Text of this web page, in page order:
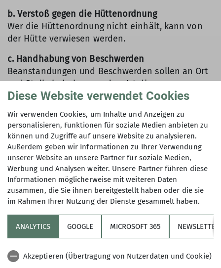
b. Verstoß gegen die Hüttenordnung
Wer die Hüttenordnung nicht einhält, kann von
der Hütte verwiesen werden.
c. Handhabung von Beschwerden
Beanstandungen und Beschwerden sollen an Ort
und Stelle behoben werden. Ist dies
nicht möglich, sind sie schriftlich an das
Hüttenteam zu richten.
AGB Bremer Hütte (304.35KB, pdf)
Verein
Kletterzentrum
Diese Website verwendet Cookies
Wir verwenden Cookies, um Inhalte und Anzeigen zu
personalisieren, Funktionen für soziale Medien anbieten zu
können und Zugriffe auf unsere Website zu analysieren.
Außerdem geben wir Informationen zu Ihrer Verwendung
unserer Website an unsere Partner für soziale Medien,
Werbung und Analysen weiter. Unsere Partner führen diese
Informationen möglicherweise mit weiteren Daten
zusammen, die Sie ihnen bereitgestellt haben oder die sie
im Rahmen Ihrer Nutzung der Dienste gesammelt haben.
ANALYTICS GOOGLE MICROSOFT 365
Akzeptieren (Übertragung von Nutzerdaten und Cookie)